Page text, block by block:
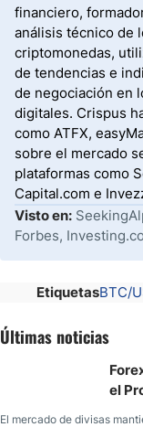
financiero,
análisis técnico de
criptomonedas,
de tendencias e
de negociación en
digitales. Crispus
como ATFX,
sobre el mercado
plataformas como
Capital.com e
Visto en:
Forbes,
EtiquetasBTC/
Últimas noticias
el
El mercado de divisas